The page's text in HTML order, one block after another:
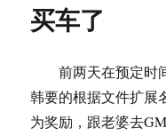
买车了
前两天在预定时间
韩要的根据文件扩展
为奖励，跟老婆去